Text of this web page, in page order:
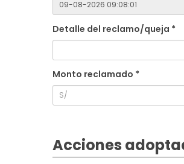
Detalle del reclamo/queja *
Monto reclamado *
Acciones